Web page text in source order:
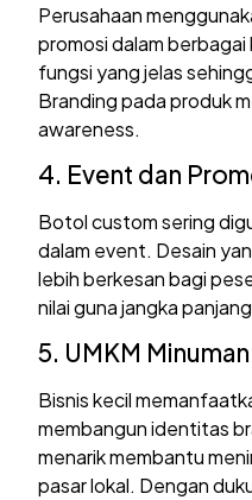
Perusahaan
promosi dalam berbagai
fungsi yang jelas
Branding pada produk
awareness.
4. Event dan
Botol custom sering
dalam event. Desain
lebih berkesan bagi
nilai guna jangka
5. UMKM Minuman
Bisnis kecil
membangun identitas
menarik membantu
pasar lokal. Dengan